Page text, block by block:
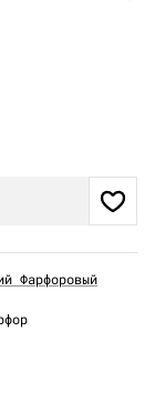
Фарфоровый